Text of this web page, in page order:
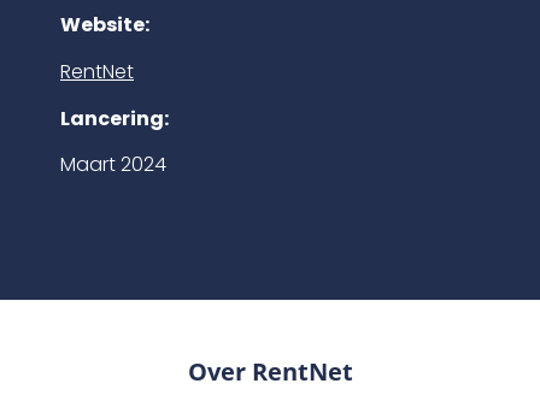
Website:
RentNet
Lancering:
Maart 2024
Over RentNet